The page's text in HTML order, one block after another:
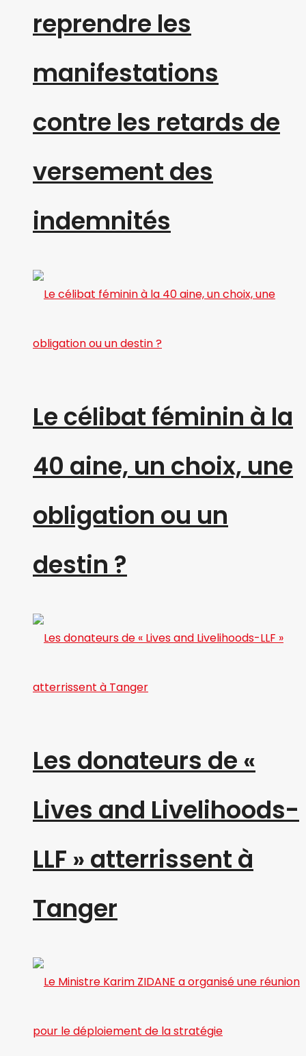
reprendre les
manifestations
contre les retards de
versement des
indemnités
Le célibat féminin à la
40 aine, un choix, une
obligation ou un
destin ?
Les donateurs de «
Lives and Livelihoods-
LLF » atterrissent à
Tanger